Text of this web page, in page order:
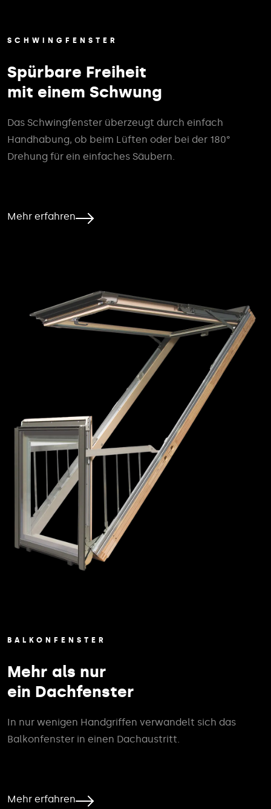
SCHWINGFENSTER
Spürbare Freiheit
mit einem Schwung
Das Schwingfenster überzeugt durch einfach
Handhabung, ob beim Lüften oder bei der 180°
Drehung für ein einfaches Säubern.
Mehr erfahren
BALKONFENSTER
Mehr als nur
ein Dachfenster
In nur wenigen Handgriffen verwandelt sich das
Balkonfenster in einen Dachaustritt.
Mehr erfahren